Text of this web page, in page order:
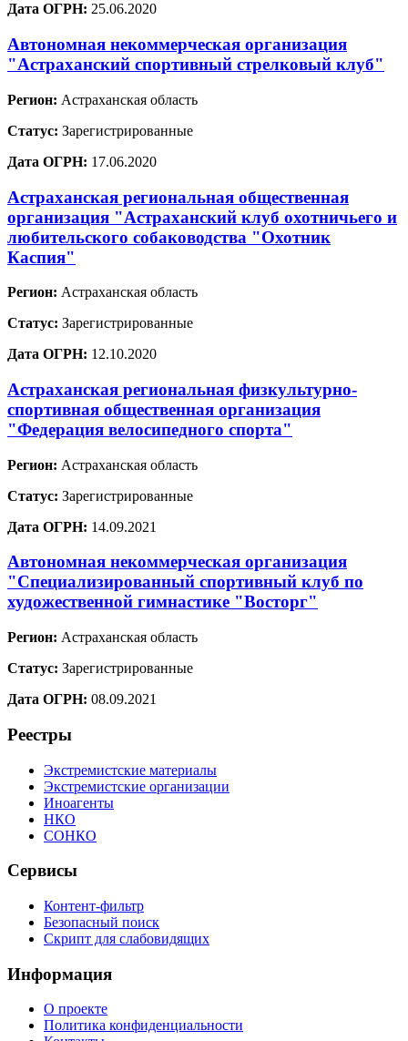
Дата ОГРН: 25.06.2020
Автономная некоммерческая организация
"Астраханский спортивный стрелковый клуб"
Регион: Астраханская область
Статус: Зарегистрированные
Дата ОГРН: 17.06.2020
Астраханская региональная общественная
организация "Астраханский клуб охотничьего и
любительского собаководства "Охотник
Каспия"
Регион: Астраханская область
Статус: Зарегистрированные
Дата ОГРН: 12.10.2020
Астраханская региональная физкультурно-
спортивная общественная организация
"Федерация велосипедного спорта"
Регион: Астраханская область
Статус: Зарегистрированные
Дата ОГРН: 14.09.2021
Автономная некоммерческая организация
"Специализированный спортивный клуб по
художественной гимнастике "Восторг"
Регион: Астраханская область
Статус: Зарегистрированные
Дата ОГРН: 08.09.2021
Реестры
Экстремистские материалы
Экстремистские организации
Иноагенты
НКО
СОНКО
Сервисы
Контент-фильтр
Безопасный поиск
Скрипт для слабовидящих
Информация
О проекте
Политика конфиденциальности